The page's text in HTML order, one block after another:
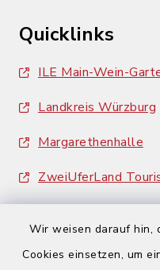
Wir weisen darauf hin,
Cookies einsetzen, um
Quicklinks
ILE Main-Wein-
Landkreis Würzburg
Margarethenhalle
ZweiUferLand